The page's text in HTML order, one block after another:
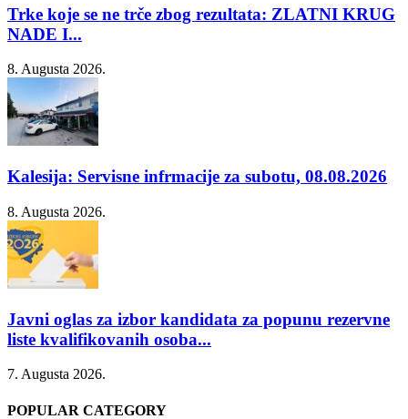
Trke koje se ne trče zbog rezultata: ZLATNI KRUG
NADE I...
8. Augusta 2026.
Kalesija: Servisne infrmacije za subotu, 08.08.2026
8. Augusta 2026.
Javni oglas za izbor kandidata za popunu rezervne
liste kvalifikovanih osoba...
7. Augusta 2026.
POPULAR CATEGORY